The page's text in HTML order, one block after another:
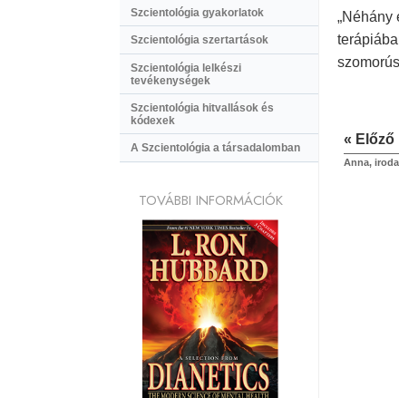
„Néhány
« Előző
Anna,
Szcientológia gyakorlatok
Szcientológia szertartások
Szcientológia lelkészi
tevékenységek
Szcientológia hitvallások és
kódexek
A Szcientológia a társadalomban
TOVÁBBI INFORMÁCIÓK